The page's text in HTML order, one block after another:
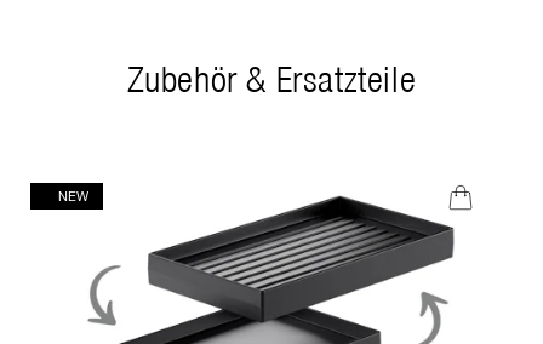
Zubehör & Ersatzteile
NEW